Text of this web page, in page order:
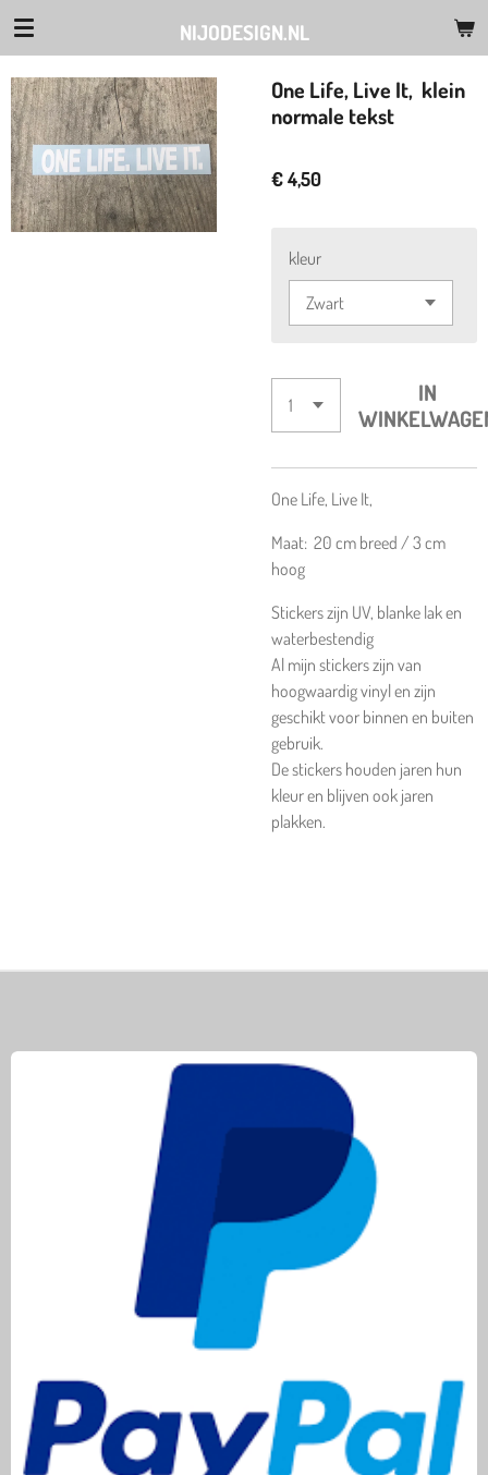
Ga
naar
de
hoofdinhoud
NIJODESIGN.NL
One Life, Live It, klein
normale tekst
€ 4,50
kleur
IN
One Life, Live It,
Maat: 20 cm breed / 3 cm
hoog
Stickers zijn UV, blanke lak en
waterbestendig
Al mijn stickers zijn van
hoogwaardig vinyl en zijn
geschikt voor binnen en buiten
gebruik.
De stickers houden jaren hun
kleur en blijven ook jaren
plakken.